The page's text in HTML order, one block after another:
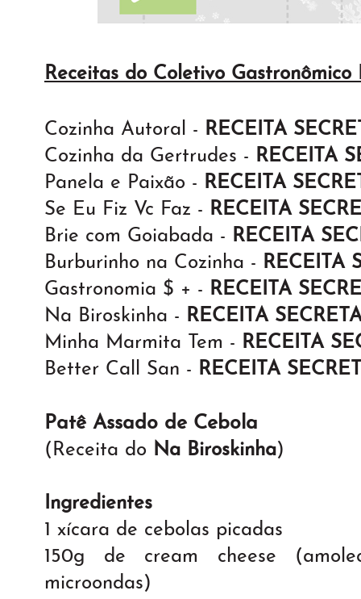
Receitas do Coletivo Gastronômico
Cozinha Autoral - RECEITA
Cozinha da Gertrudes - RECEITA
Panela e Paixão - RECEITA
Se Eu Fiz Vc Faz - RECEITA
Brie com Goiabada - RECEITA
Burburinho na Cozinha - RECEITA
Gastronomia $ + - RECEITA
Na Biroskinha - RECEITA
Minha Marmita Tem - RECEITA
Better Call San - RECEITA
Patê Assado de Cebola
(Receita do Na Biroskinha)
Ingredientes
1 xícara de cebolas picadas
150g de cream cheese
microondas)